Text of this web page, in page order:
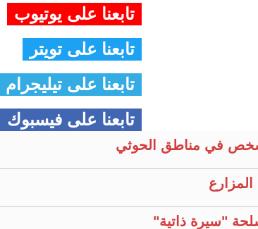
تابعنا على يوتيوب
تابعنا على تويتر
تابعنا على تيليجرام
تابعنا على فيسبوك
شخص في مناطق الحوثي
"سيرة ذاتية"